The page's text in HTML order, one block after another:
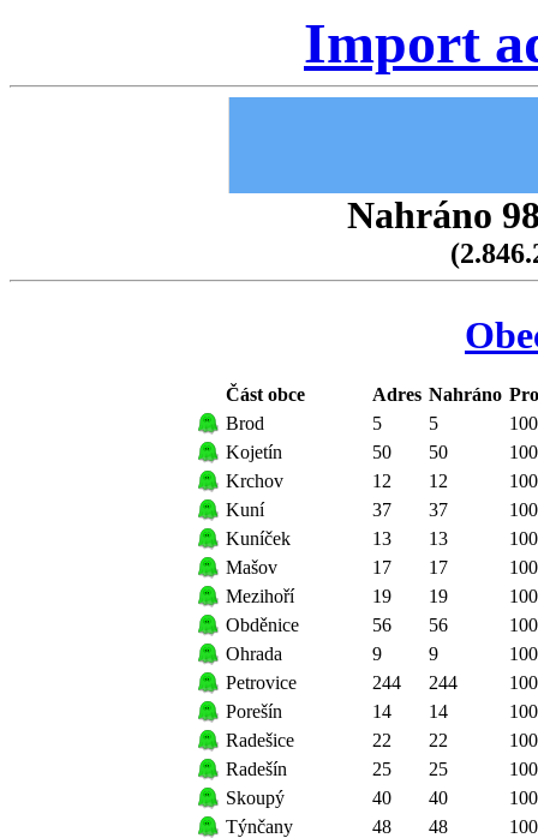
Import
Nahráno
Část obce Adres Nahráno
Brod
5 5
Kojetín
50 50
Krchov
12 12
Kuní
37 37
Kuníček
13 13
Mašov
17 17
Mezihoří
19 19
Obděnice
56 56
Ohrada
9 9
Petrovice
244 244
Porešín
14 14
Radešice
22 22
Radešín
25 25
Skoupý
40 40
Týnčany
48 48